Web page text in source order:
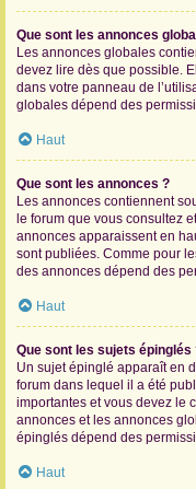
Que sont les annonces
Les annonces globales
devez lire dès que possible.
dans votre panneau de
globales dépend des
Haut
Que sont les annonces ?
Les annonces contiennent
le forum que vous consultez
annonces apparaissent en
sont publiées. Comme pour
des annonces dépend des
Haut
Que sont les sujets épinglés
Un sujet épinglé apparaît en
forum dans lequel il a été
importantes et vous devez le
annonces et les annonces
épinglés dépend des
Haut